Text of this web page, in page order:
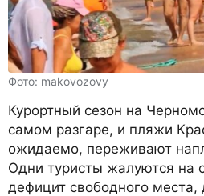
Фото: makovozovy
Курортный сезон на
самом разгаре, и пляжи
ожидаемо, переживают
Одни туристы жалуются на
дефицит свободного места,